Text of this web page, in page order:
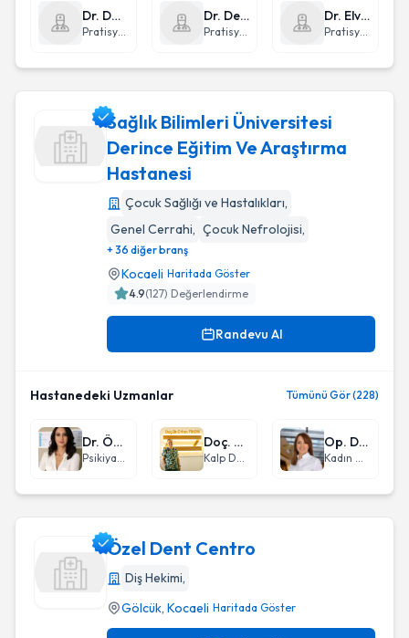
Dr. Damla Tosun
Pratisyen Hekimlik
Dr. Devrim Okcu
Pratisyen Hekimlik
Dr. Elvan Gözcü
Pratisyen Hekimlik
Sağlık Bilimleri Üniversitesi
Derince Eğitim Ve Araştırma
Hastanesi
Çocuk Sağlığı ve Hastalıkları,
Genel Cerrahi, Çocuk Nefrolojisi,
+ 36 diğer branş
Kocaeli Haritada Göster
4.9(127) Değerlendirme
Randevu Al
Hastanedeki Uzmanlar Tümünü Gör (228)
Dr. Öyküm Bilge Fındık
Psikiyatri
Doç. Dr. Orhan Fındık
Kalp Damar Cerrahisi
Op. Dr. Betül Nalbant
Kadın Hastalıkları ve Doğum
Özel Dent Centro
Özel Dent Centro
Diş Hekimi,
Gölcük, Kocaeli Haritada Göster